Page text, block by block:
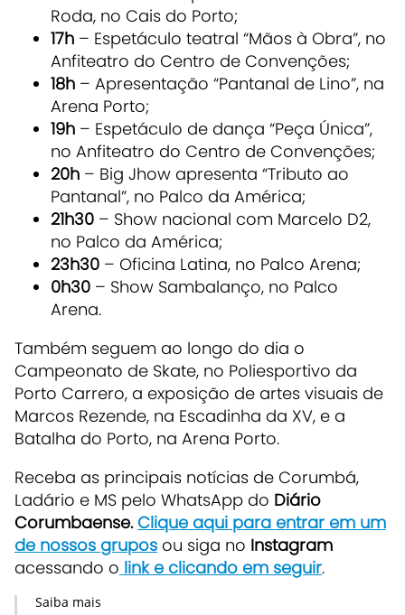
Roda, no Cais do Porto;
17h – Espetáculo teatral “Mãos à Obra”, no
Anfiteatro do Centro de Convenções;
18h – Apresentação “Pantanal de Lino”, na
Arena Porto;
19h – Espetáculo de dança “Peça Única”,
no Anfiteatro do Centro de Convenções;
20h – Big Jhow apresenta “Tributo ao
Pantanal”, no Palco da América;
21h30 – Show nacional com Marcelo D2,
no Palco da América;
23h30 – Oficina Latina, no Palco Arena;
0h30 – Show Sambalanço, no Palco
Arena.
Também seguem ao longo do dia o
Campeonato de Skate, no Poliesportivo da
Porto Carrero, a exposição de artes visuais de
Marcos Rezende, na Escadinha da XV, e a
Batalha do Porto, na Arena Porto.
Receba as principais notícias de Corumbá,
Ladário e MS pelo WhatsApp do Diário
Corumbaense.Clique aqui para entrar em um
de nossos grupos ou siga no Instagram
acessando o link e clicando em seguir.
Saiba mais